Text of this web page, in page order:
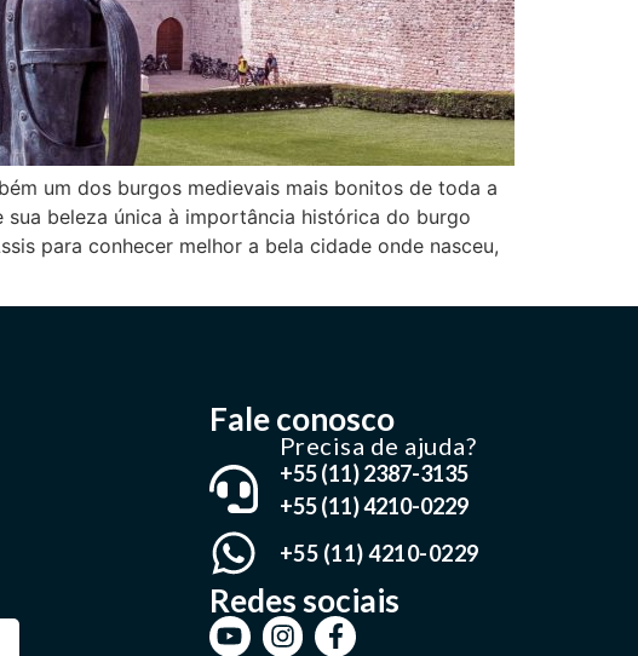
um dos burgos medievais mais bonitos de toda a
beleza única à importância histórica do burgo
para conhecer melhor a bela cidade onde nasceu,
Fale conosco
Precisa de ajuda?
+55 (11) 2387-3135
+55 (11) 4210-0229
+55 (11) 4210-0229
Redes sociais